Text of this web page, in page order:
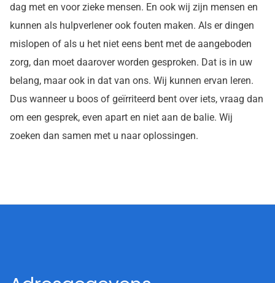
dag met en voor zieke mensen. En ook wij zijn mensen en
kunnen als hulpverlener ook fouten maken. Als er dingen
mislopen of als u het niet eens bent met de aangeboden
zorg, dan moet daarover worden gesproken. Dat is in uw
belang, maar ook in dat van ons. Wij kunnen ervan leren.
Dus wanneer u boos of geïrriteerd bent over iets, vraag dan
om een gesprek, even apart en niet aan de balie. Wij
zoeken dan samen met u naar oplossingen.